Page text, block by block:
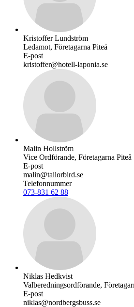
Kristoffer Lundström
Ledamot, Företagarna Piteå
E-post
kristoffer@hotell-laponia.se
Malin Hollström
Vice Ordförande, Företagarna Piteå
E-post
malin@tailorbird.se
Telefonnummer
073-831 62 88
Niklas Hedkvist
Valberedningsordförande,
E-post
niklas@nordbergsbuss.se